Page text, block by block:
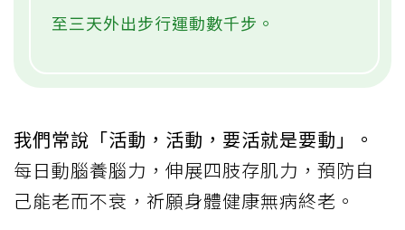
至三天外出步行運動數千步。
我們常說「活動，活動，要活就是要動」。
每日動腦養腦力，伸展四肢存肌力，預防自
己能老而不衰，祈願身體健康無病終老。